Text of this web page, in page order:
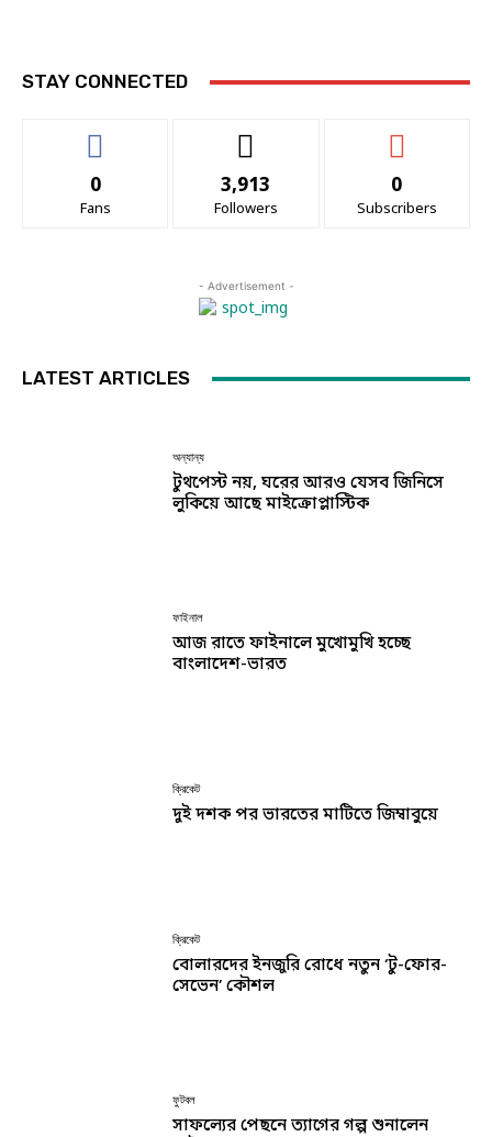
STAY CONNECTED
0
Fans
3,913
Followers
0
Subscribers
- Advertisement -
LATEST ARTICLES
অন্যান্য
টুথপেস্ট নয়, ঘরের আরও যেসব জিনিসে
লুকিয়ে আছে মাইক্রোপ্লাস্টিক
ফাইনাল
আজ রাতে ফাইনালে মুখোমুখি হচ্ছে
বাংলাদেশ-ভারত
ক্রিকেট
দুই দশক পর ভারতের মাটিতে জিম্বাবুয়ে
ক্রিকেট
বোলারদের ইনজুরি রোধে নতুন ‘টু-ফোর-
সেভেন’ কৌশল
ফুটবল
সাফল্যের পেছনে ত্যাগের গল্প শুনালেন